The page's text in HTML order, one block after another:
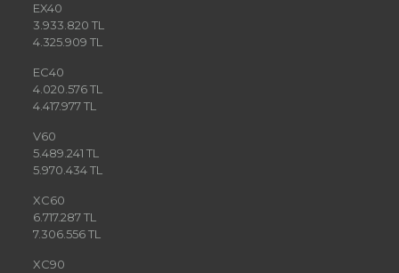
EX40
3.933.820 TL
4.325.909 TL
EC40
4.020.576 TL
4.417.977 TL
V60
5.489.241 TL
5.970.434 TL
XC60
6.717.287 TL
7.306.556 TL
XC90